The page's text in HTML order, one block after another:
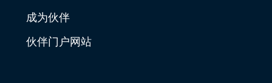
成为伙伴
伙伴门户网站